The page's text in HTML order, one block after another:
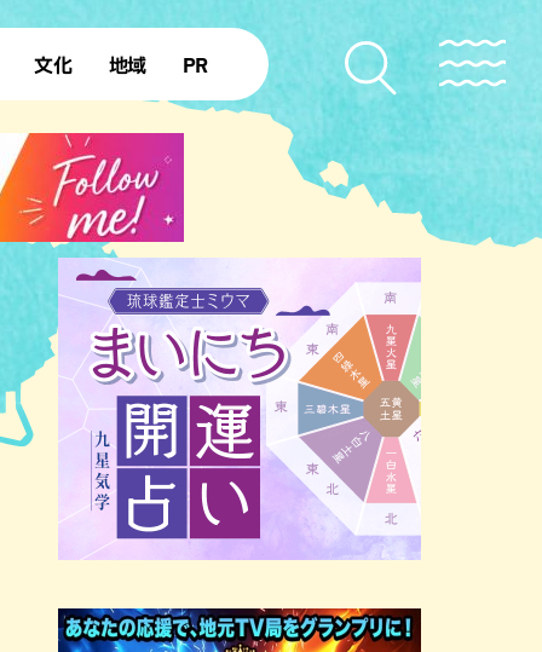
文化
復帰50年
地域
本島北部
本島南部 先島諸島
北部離島
PR